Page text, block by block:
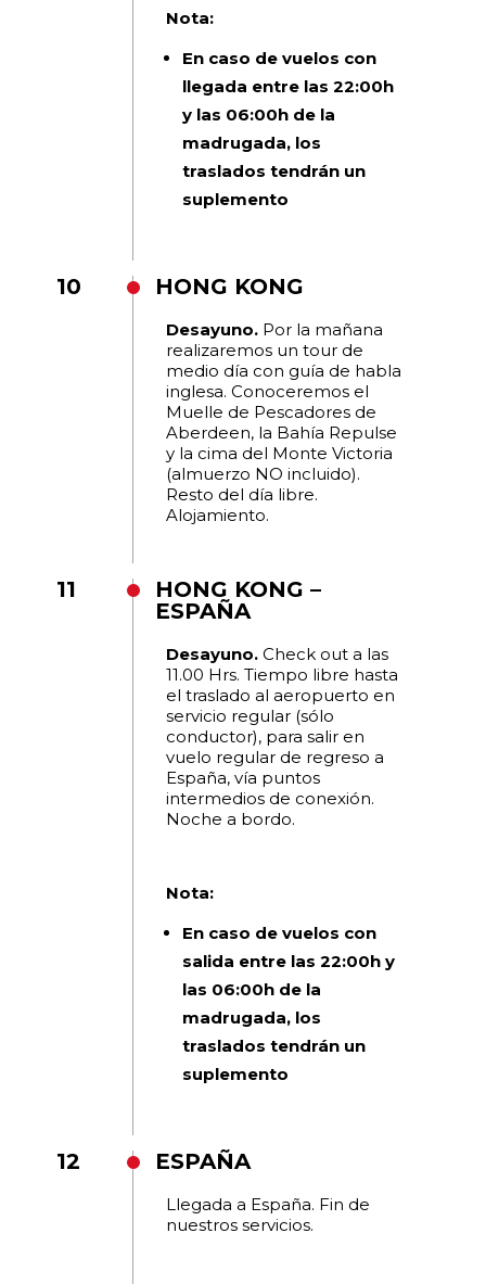
Nota:
En caso de vuelos con
llegada entre las 22:00h
y las 06:00h de la
madrugada, los
traslados tendrán un
suplemento
10 HONG KONG
Desayuno. Por la mañana
realizaremos un tour de
medio día con guía de habla
inglesa. Conoceremos el
Muelle de Pescadores de
Aberdeen, la Bahía Repulse
y la cima del Monte Victoria
(almuerzo NO incluido).
Resto del día libre.
Alojamiento.
11
HONG KONG –
ESPAÑA
Desayuno. Check out a las
11.00 Hrs. Tiempo libre hasta
el traslado al aeropuerto en
servicio regular (sólo
conductor), para salir en
vuelo regular de regreso a
España, vía puntos
intermedios de conexión.
Noche a bordo.
Nota:
En caso de vuelos con
salida entre las 22:00h y
las 06:00h de la
madrugada, los
traslados tendrán un
suplemento
12 ESPAÑA
Llegada a España. Fin de
nuestros servicios.